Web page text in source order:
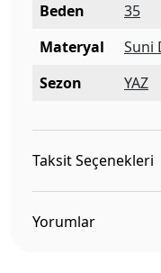
Beden
35
Materyal
Suni
Sezon
YAZ
Taksit Seçenekleri
Yorumlar